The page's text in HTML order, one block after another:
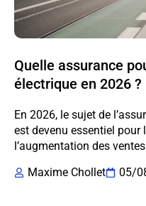
Quelle assurance
électrique en 2026 ?
En 2026, le sujet de
est devenu essentiel pour
l’augmentation des
Maxime Chollet
05/